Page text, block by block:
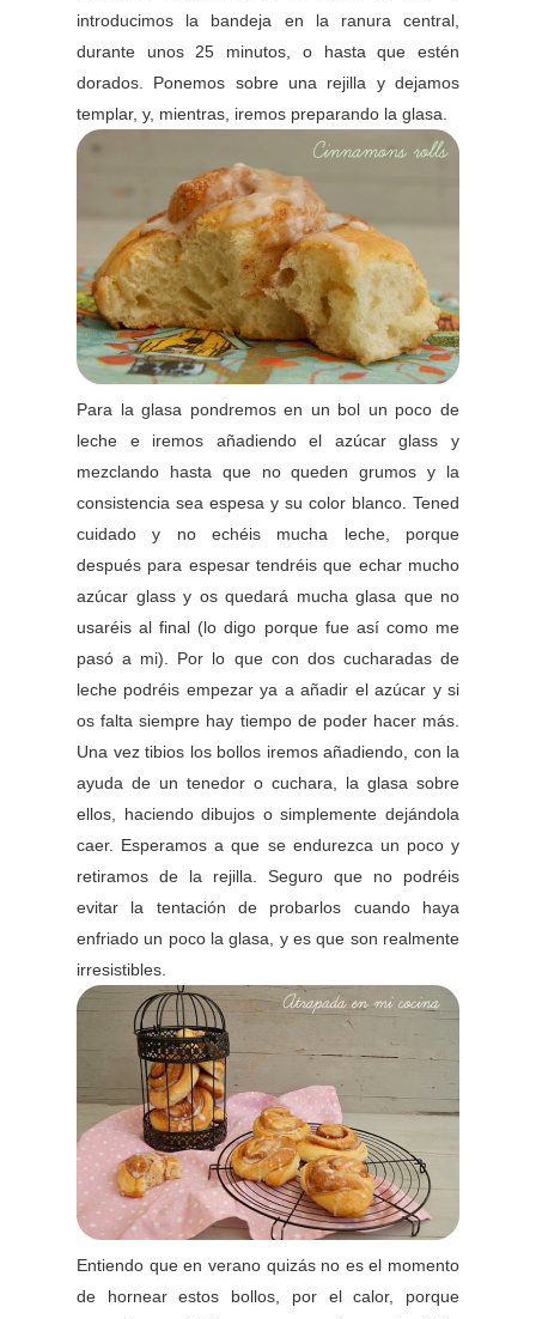
introducimos la bandeja en la ranura central,
durante unos 25 minutos, o hasta que estén
dorados. Ponemos sobre una rejilla y dejamos
templar, y, mientras, iremos preparando la glasa.
Para la glasa pondremos en un bol un poco de
leche e iremos añadiendo el azúcar glass y
mezclando hasta que no queden grumos y la
consistencia sea espesa y su color blanco. Tened
cuidado y no echéis mucha leche, porque
después para espesar tendréis que echar mucho
azúcar glass y os quedará mucha glasa que no
usaréis al final (lo digo porque fue así como me
pasó a mi). Por lo que con dos cucharadas de
leche podréis empezar ya a añadir el azúcar y si
os falta siempre hay tiempo de poder hacer más.
Una vez tibios los bollos iremos añadiendo, con la
ayuda de un tenedor o cuchara, la glasa sobre
ellos, haciendo dibujos o simplemente dejándola
caer. Esperamos a que se endurezca un poco y
retiramos de la rejilla. Seguro que no podréis
evitar la tentación de probarlos cuando haya
enfriado un poco la glasa, y es que son realmente
irresistibles.
Entiendo que en verano quizás no es el momento
de hornear estos bollos, por el calor, porque